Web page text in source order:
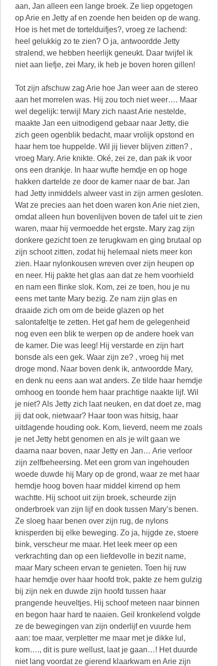
Tot zijn afschuw zag Arie hoe Jan weer aan de stereo
aan het morrelen was. Hij zou toch niet weer…. Maar
wel degelijk: terwijl Mary zich naast Arie nestelde,
maakte Jan een uitnodigend gebaar naar Jetty, die
zich geen ogenblik bedacht, maar vrolijk opstond en
haar hem toe huppelde. Wil jij liever blijven zitten? ,
vroeg Mary. Arie knikte. Oké, zei ze, dan pak ik voor
ons een drankje. In haar wufte hemdje en op hoge
hakken dartelde ze door de kamer naar de bar. Jan
had Jetty inmiddels alweer vast in zijn armen gesloten.
Wat ze precies aan het doen waren kon Arie niet zien,
omdat alleen hun bovenlijven boven de tafel uit te zien
waren, maar hij vermoedde het ergste. Mary zag zijn
donkere gezicht toen ze terugkwam en ging brutaal op
zijn schoot zitten, zodat hij helemaal niets meer kon
zien. Haar nylonkousen wreven over zijn heupen op
en neer. Hij pakte het glas aan dat ze hem voorhield
en nam een flinke slok. Kom, zei ze toen, hou je nu
eens met tante Mary bezig. Ze nam zijn glas en
draaide zich om om de beide glazen op het
salontafeltje te zetten. Het gaf hem de gelegenheid
nog even een blik te werpen op de andere hoek van
de kamer. Die was leeg! Hij verstarde en zijn hart
bonsde als een gek. Waar zijn ze? , vroeg hij met
droge mond. Naar boven denk ik, antwoordde Mary,
en denk nu eens aan wat anders. Ze tilde haar hemdje
omhoog en toonde hem haar prachtige naakte lijf. Wil
je niet? Als Jetty zich laat neuken, en dat doet ze, mag
jij dat ook, nietwaar? Haar toon was hitsig, haar
uitdagende houding ook. Kom, lieverd, neem me zoals
je net Jetty hebt genomen en als je wilt gaan we
daarna naar boven, naar Jetty en Jan… Arie verloor
zijn zelfbeheersing. Met een grom van ingehouden
woede duwde hij Mary op de grond, waar ze met haar
hemdje hoog boven haar middel kirrend op hem
wachtte. Hij schoot uit zijn broek, scheurde zijn
onderbroek van zijn lijf en dook tussen Mary’s benen.
Ze sloeg haar benen over zijn rug, de nylons
knisperden bij elke beweging. Zo ja, hijgde ze, stoere
bink, verscheur me maar. Het leek meer op een
verkrachting dan op een liefdevolle in bezit name,
maar Mary scheen ervan te genieten. Toen hij ruw
haar hemdje over haar hoofd trok, pakte ze hem gulzig
bij zijn nek en duwde zijn hoofd tussen haar
prangende heuveltjes. Hij schoof meteen naar binnen
en begon haar hard te naaien. Geil kronkelend volgde
ze de bewegingen van zijn onderlijf en vuurde hem
aan: toe maar, verpletter me maar met je dikke lul,
kom…., dit is pure wellust, laat je gaan…! Het duurde
niet lang voordat ze gierend klaarkwam en Arie zijn